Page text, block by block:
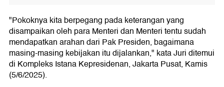
"Pokoknya kita berpegang pada keterangan yang
disampaikan oleh para Menteri dan Menteri tentu sudah
mendapatkan arahan dari Pak Presiden, bagaimana
masing-masing kebijakan itu dijalankan," kata Juri ditemui
di Kompleks Istana Kepresidenan, Jakarta Pusat, Kamis
(5/6/2025).